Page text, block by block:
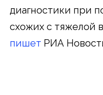
диагностики при
схожих с тяжелой
пишет РИА